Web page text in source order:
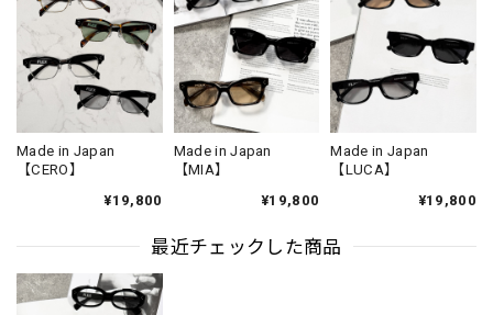
Made in Japan
【CERO】
¥19,800
Made in Japan
【MIA】
¥19,800
Made in Japan
【LUCA】
¥19,800
最近チェックした商品